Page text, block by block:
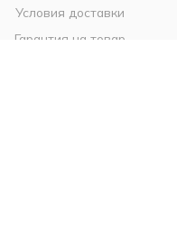
Условия доставки
Гарантия на товар